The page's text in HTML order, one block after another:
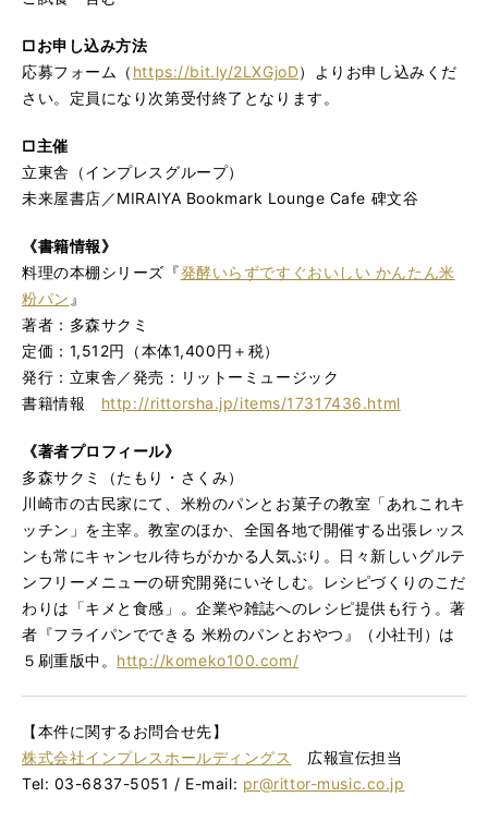
□お申し込み方法
応募フォーム（ https://bit.ly/2LXGjoD）よりお申し込みくだ
さい。定員になり次第受付終了となります。
□主催
立東舎（インプレスグループ）
未来屋書店／MIRAIYA Bookmark Lounge Cafe 碑文谷
《書籍情報》
料理の本棚シリーズ 『発酵いらずですぐおいしい かんたん米
粉パン 』
著者：多森サクミ
定価：1,512円（本体1,400円＋税）
発行：立東舎／発売：リットーミュージック
書籍情報 http://rittorsha.jp/items/17317436.html
《著者プロフィール》
多森サクミ（たもり・さくみ）
川崎市の古民家にて、米粉のパンとお菓子の教室「あれこれキ
ッチン」を主宰。教室のほか、全国各地で開催する出張レッス
ンも常にキャンセル待ちがかかる人気ぶり。日々新しいグルテ
ンフリーメニューの研究開発にいそしむ。レシピづくりのこだ
わりは「キメと食感」。企業や雑誌へのレシピ提供も行う。著
者『フライパンでできる 米粉のパンとおやつ』（小社刊）は
５刷重版中。 http://komeko100.com/
【本件に関するお問合せ先】
株式会社インプレスホールディングス
広報宣伝担当
Tel: 03-6837-5051 / E-mail: pr@rittor-music.co.jp